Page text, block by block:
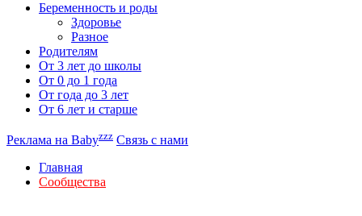
Беременность и роды
Здоровье
Разное
Родителям
От 3 лет до школы
От 0 до 1 года
От года до 3 лет
От 6 лет и старше
Реклама на Babyzzz Связь с нами
Главная
Сообщества